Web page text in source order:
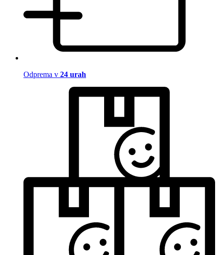
Odprema v 24 urah